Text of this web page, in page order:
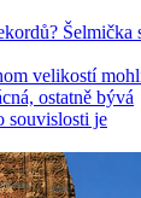
Šelmička
velikostí
ostatně bývá
souvislosti je